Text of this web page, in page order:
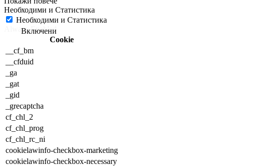
Необходими и Статистика
Необходими и Статистика
Always Enabled
Cookie
__cf_bm
__cfduid
_ga
_gat
_gid
_grecaptcha
cf_chl_2
cf_chl_prog
cf_chl_rc_ni
cookielawinfo-checkbox-marketing
cookielawinfo-checkbox-necessary